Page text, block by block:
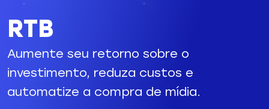
RTB
Aumente seu retorno sobre o
investimento, reduza custos e
automatize a compra de mídia.